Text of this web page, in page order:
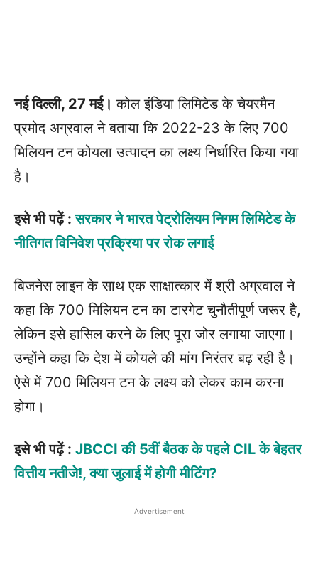
नई दिल्ली, 27 मई। कोल इंडिया लिमिटेड के चेयरमैन
प्रमोद अग्रवाल ने बताया कि 2022-23 के लिए 700
मिलियन टन कोयला उत्पादन का लक्ष्य निर्धारित किया गया
है।
इसे भी पढ़ें :सरकार ने भारत पेट्रोलियम निगम लिमिटेड के
नीतिगत विनिवेश प्रक्रिया पर रोक लगाई
बिजनेस लाइन के साथ एक साक्षात्कार में श्री अग्रवाल ने
कहा कि 700 मिलियन टन का टारगेट चुनौतीपूर्ण जरूर है,
लेकिन इसे हासिल करने के लिए पूरा जोर लगाया जाएगा।
उन्होंने कहा कि देश में कोयले की मांग निरंतर बढ़ रही है।
ऐसे में 700 मिलियन टन के लक्ष्य को लेकर काम करना
होगा।
इसे भी पढ़ें : JBCCI की 5वीं बैठक के पहले CIL के बेहतर
वित्तीय नतीजे!, क्या जुलाई में होगी मीटिंग?
Advertisement